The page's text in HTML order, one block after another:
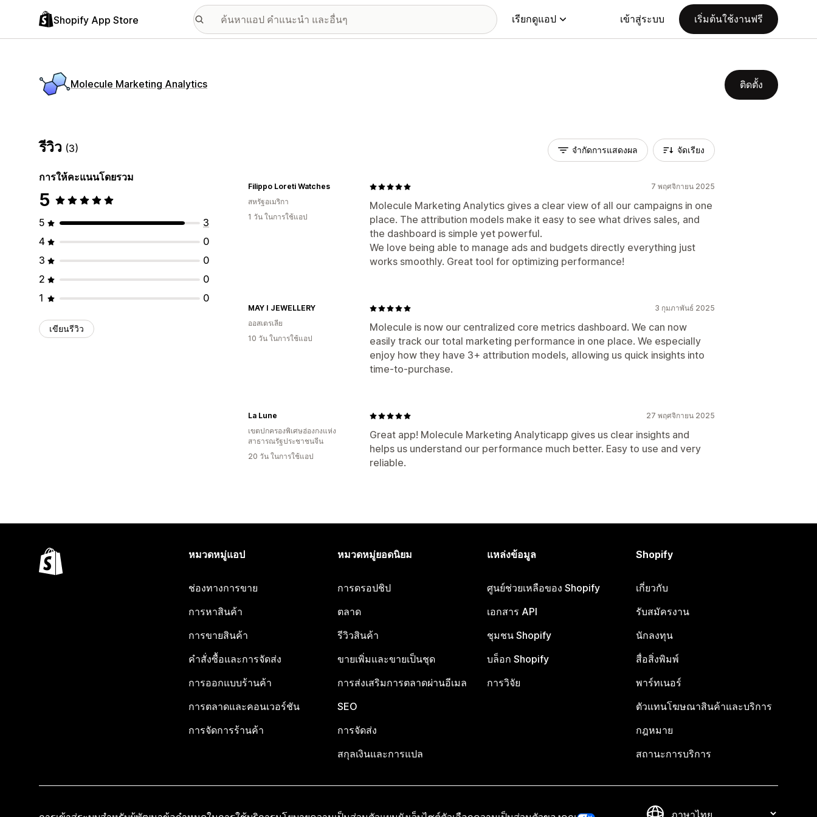
Shopify App Store เรียกดูแอป เข้าสู่ระบบ เริ่มต้นใช้งานฟรี
Molecule Marketing Analytics ติดตั้ง
รีวิว (3)
การให้คะแนนโดยรวม
5
5
3
4
0
3
0
2
0
1
0
เขียนรีวิว
จำกัดการแสดงผล จัดเรียง
7 พฤศจิกายน 2025
Molecule Marketing Analytics gives a clear view of all our campaigns in one
place. The attribution models make it easy to see what drives sales, and
the dashboard is simple yet powerful.
We love being able to manage ads and budgets directly everything just
works smoothly. Great tool for optimizing performance!
Filippo Loreti Watches
สหรัฐอเมริกา
1 วัน ในการใช้แอป
3 กุมภาพันธ์ 2025
Molecule is now our centralized core metrics dashboard. We can now
easily track our total marketing performance in one place. We especially
enjoy how they have 3+ attribution models, allowing us quick insights into
time-to-purchase.
MAY I JEWELLERY
ออสเตรเลีย
10 วัน ในการใช้แอป
27 พฤศจิกายน 2025
Great app! Molecule Marketing Analyticapp gives us clear insights and
helps us understand our performance much better. Easy to use and very
reliable.
La Lune
เขตปกครองพิเศษฮ่องกงแห่ง
สาธารณรัฐประชาชนจีน
20 วัน ในการใช้แอป
หมวดหมู่แอป
ช่องทางการขาย
การหาสินค้า
การขายสินค้า
คำสั่งซื้อและการจัดส่ง
การออกแบบร้านค้า
การตลาดและคอนเวอร์ชัน
การจัดการร้านค้า
หมวดหมู่ยอดนิยม
การดรอปชิป
ตลาด
รีวิวสินค้า
ขายเพิ่มและขายเป็นชุด
การส่งเสริมการตลาดผ่านอีเมล
SEO
การจัดส่ง
สกุลเงินและการแปล
แหล่งข้อมูล
ศูนย์ช่วยเหลือของ Shopify
เอกสาร API
ชุมชน Shopify
บล็อก Shopify
การวิจัย
Shopify
เกี่ยวกับ
รับสมัครงาน
นักลงทุน
สื่อสิ่งพิมพ์
พาร์ทเนอร์
ตัวแทนโฆษณาสินค้าและบริการ
กฎหมาย
สถานะการบริการ